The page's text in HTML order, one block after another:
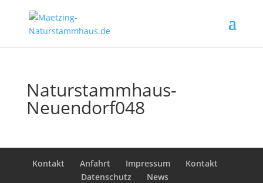
Naturstammhaus-
Neuendorf048
Kontakt Anfahrt Impressum
Kontakt
Datenschutz
News